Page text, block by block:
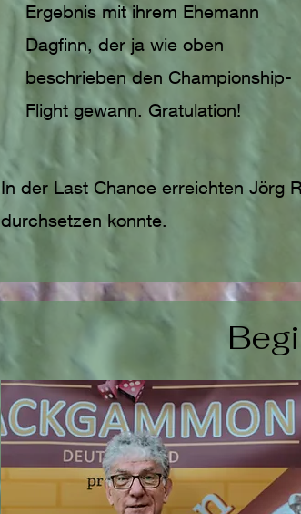
Ergebnis mit ihrem Ehemann
Dagfinn, der ja wie oben
beschrieben den Championship-
Flight gewann. Gratulation!
In der Last Chance erreichten Jörg
durchsetzen konnte.